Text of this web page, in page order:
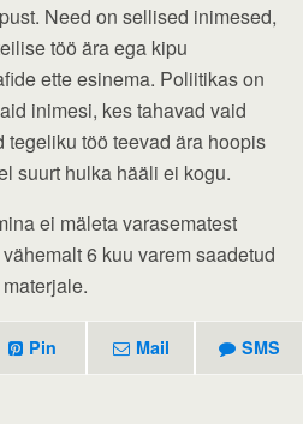
Need on sellised inimesed,
töö ära ega kipu
ette esinema. Poliitikas on
inimesi, kes tahavad vaid
töö teevad ära hoopis
suurt hulka hääli ei kogu.
ei mäleta varasematest
6 kuu varem saadetud
Pin Mail SMS